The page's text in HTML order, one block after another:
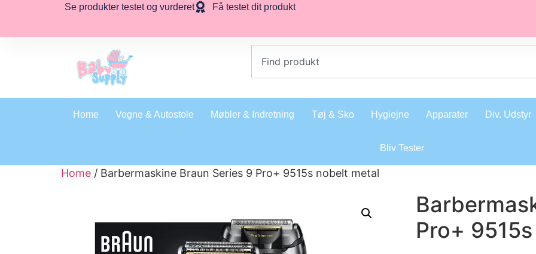
Se produkter testet og vurderet Få testet dit produkt
Home Vogne & Autostole Møbler & Indretning Tøj & Sko Hygiejne Apparater Div. Udstyr
Bliv Tester
Home / Barbermaskine Braun Series 9 Pro+ 9515s nobelt metal
Pro+